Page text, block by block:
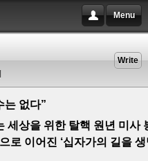
Menu
Write
는 없다”
세상을 위한 탈핵 원년 미사
로 이어진 ‘십자가의 길을 생